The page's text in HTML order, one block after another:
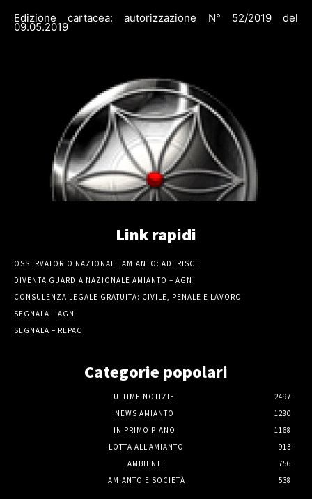
Edizione cartacea: autorizzazione N° 52/2019 del
09.05.2019
Link rapidi
OSSERVATORIO NAZIONALE AMIANTO: ADERISCI
DIVENTA GUARDIA NAZIONALE AMIANTO – AGN
CONSULENZA LEGALE GRATUITA: CIVILE, PENALE E LAVORO
SEGNALA – AGN
SEGNALA – REPAC
Categorie popolari
ULTIME NOTIZIE
2497
NEWS AMIANTO
1280
IN PRIMO PIANO
1168
LOTTA ALL'AMIANTO
913
AMBIENTE
756
AMIANTO E SOCIETÀ
538